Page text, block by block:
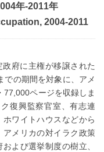
年-2011年
2004-2011
府に主権が移譲された
での期間を対象に、アメ
77,000ページを収録しま
復興監察官室、有志連
ワイトハウスなどから
メリカの対イラク政策
よび選挙制度の樹立、